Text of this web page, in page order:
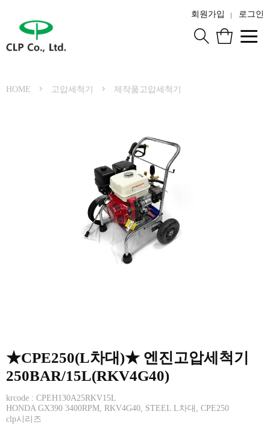
회원가입 로그인
HOME 고압세척기 제작품고압세척기
★CPE250(L차대)★ 엔진고압세척기
250BAR/15L(RKV4G40)
krcode : CPEH130A25RKV15L
HONDA GX390 3400RPM, RKV4G40, STEEL L차대, CPE250
clp시리즈